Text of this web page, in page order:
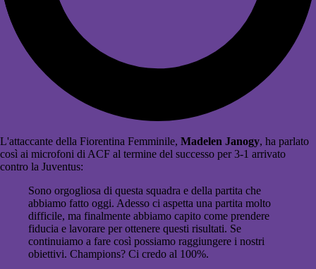
L'attaccante della Fiorentina Femminile, Madelen Janogy, ha parlato
così ai microfoni di ACF al termine del successo per 3-1 arrivato
contro la Juventus:
Sono orgogliosa di questa squadra e della partita che
abbiamo fatto oggi. Adesso ci aspetta una partita molto
difficile, ma finalmente abbiamo capito come prendere
fiducia e lavorare per ottenere questi risultati. Se
continuiamo a fare così possiamo raggiungere i nostri
obiettivi. Champions? Ci credo al 100%.